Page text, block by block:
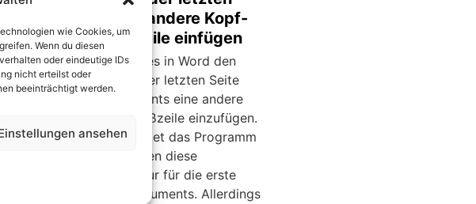
Seite eine andere Kopf-
oder Fußzeile einfügen
Vielfach gibt es in Word den
Wunsch auf der letzten Seite
eines Dokuments eine andere
Kopf- oder Fußzeile einzufügen.
Allerdings bietet das Programm
in den Optionen diese
Möglichkeit nur für die erste
Seite des Dokuments. Allerdings
wie Cookies, um
Wenn du diesen
oder eindeutige IDs
nicht erteilst oder
beeinträchtigt werden.
ansehen